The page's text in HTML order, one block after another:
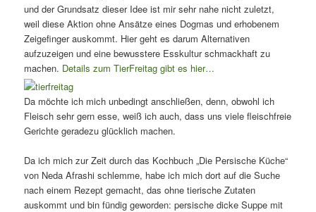
und der Grundsatz dieser Idee ist mir sehr nahe nicht zuletzt,
weil diese Aktion ohne Ansätze eines Dogmas und erhobenem
Zeigefinger auskommt. Hier geht es darum Alternativen
aufzuzeigen und eine bewusstere Esskultur schmackhaft zu
machen. Details zum TierFreitag gibt es hier…
Da möchte ich mich unbedingt anschließen, denn, obwohl ich
Fleisch sehr gern esse, weiß ich auch, dass uns viele fleischfreie
Gerichte geradezu glücklich machen.
Da ich mich zur Zeit durch das Kochbuch „Die Persische Küche“
von Neda Afrashi schlemme, habe ich mich dort auf die Suche
nach einem Rezept gemacht, das ohne tierische Zutaten
auskommt und bin fündig geworden: persische dicke Suppe mit